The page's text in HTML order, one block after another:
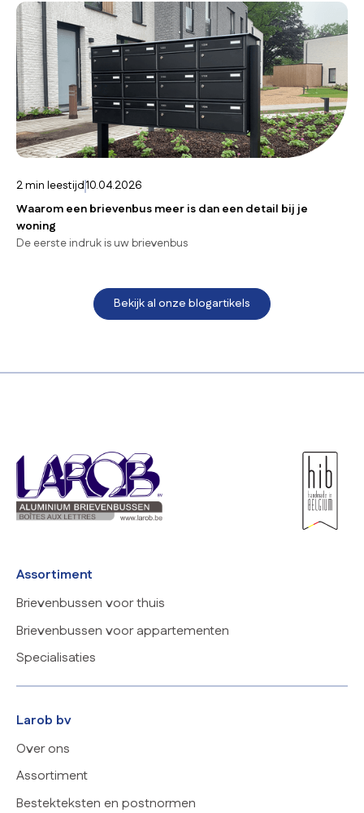
2min leestijd10.04.2026
Waarom een brievenbus meer is dan een detail bij je
woning
De eerste indruk is uw brievenbus
Bekijk al onze blogartikels
Larob bv
Over ons
Assortiment
Bestekteksten en postnormen
Assortiment
Brievenbussen voor thuis
Brievenbussen voor appartementen
Specialisaties